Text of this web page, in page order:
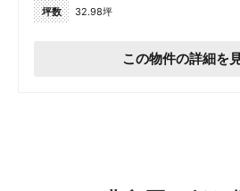
坪数 32.98坪
この物件の詳細を